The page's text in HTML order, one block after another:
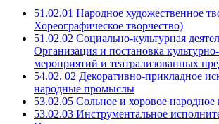
51.02.01 Народное художественное
Хореографическое творчество)
51.02.02 Социально-культурная
Организация и постановка
мероприятий и театрализованных
54.02. 02 Декоративно-прикладное
народные промыслы
53.02.05 Сольное и хоровое народное
53.02.03 Инструментальное